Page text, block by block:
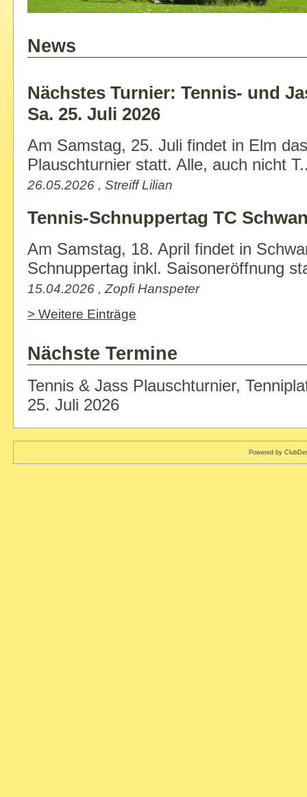
News
Nächstes Turnier: Tennis- und
Sa. 25. Juli 2026
Am Samstag, 25. Juli findet in Elm
Plauschturnier statt. Alle, auch nicht
26.05.2026 , Streiff Lilian
Tennis-Schnuppertag TC
Am Samstag, 18. April findet in
Schnuppertag inkl. Saisoneröffnung
15.04.2026 , Zopfi Hanspeter
> Weitere Einträge
Nächste Termine
Tennis & Jass Plauschturnier,
25. Juli 2026
Powered by